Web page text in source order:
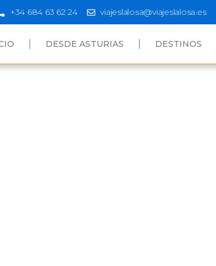
+34 684 63 62 24 viajeslalosa@viajeslalosa.es
DESDE ASTURIAS DESTINOS